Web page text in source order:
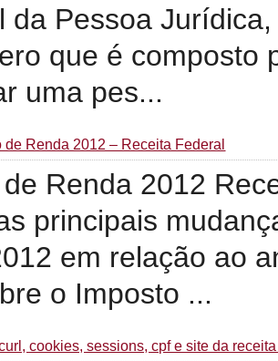
da Pessoa
que é composto
uma pes...
de Renda 2012 – Receita Federal
Renda 2012
principais
em relação ao
o Imposto ...
cookies, sessions, cpf e site da